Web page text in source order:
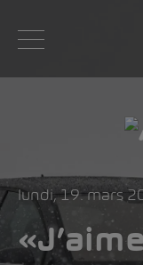
lundi, 19. mars